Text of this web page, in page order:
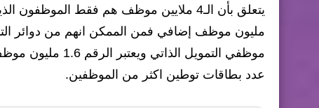
مليون موظف إضافي فمن الممكن انهم من دوائر
موظفي التمويل
عدد بطاقات توطين اكثر من الموظفين.